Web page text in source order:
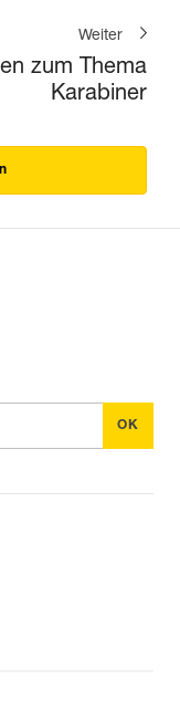
Weiter
zum Thema
Karabiner